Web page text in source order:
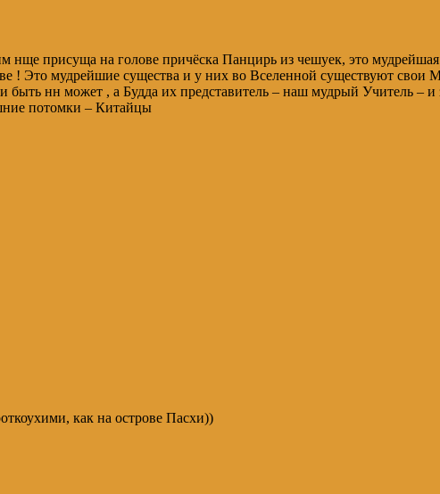
присуща на голове причёска Панцирь из чешуек, это
! Это мудрейшие существа и у них во Вселенной существуют свои
нн может , а Будда их представитель – наш мудрый Учитель – и
потомки – Китайцы
как на острове Пасхи))